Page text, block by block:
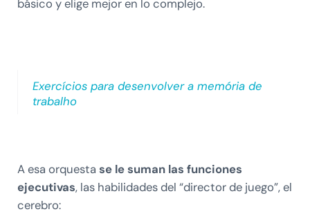
básico y elige mejor en lo complejo.
Exercícios para desenvolver a memória de
trabalho
A esa orquesta se le suman las funciones
ejecutivas, las habilidades del “director de juego”, el
cerebro: